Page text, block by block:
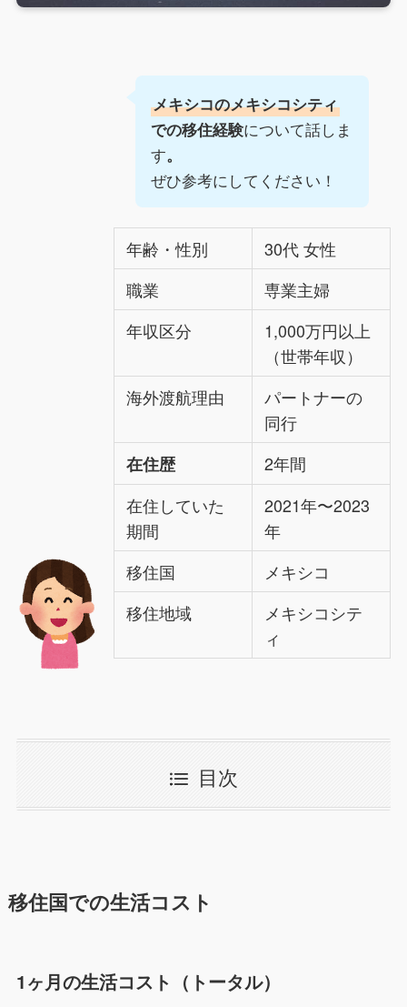
メキシコのメキシコシティ
での移住経験について話しま
す。
ぜひ参考にしてください！
年齢・性別
30代 女性
職業
専業主婦
年収区分
1,000万円以上
（世帯年収）
海外渡航理由
パートナーの
同行
在住歴
2年間
在住していた
期間
2021年〜2023
年
移住国
メキシコ
移住地域
メキシコシテ
ィ
目次
移住国での生活コスト
1ヶ月の生活コスト（トータル）